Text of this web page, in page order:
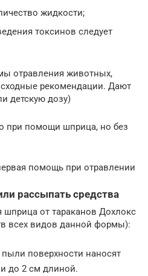
жидкости;
токсинов следует
отравления животных,
рекомендации. Дают
детскую дозу)
при помощи шприца, но без
помощь при отравлении
рассыпать средства
от тараканов Дохлокс
всех видов данной формы):
поверхности наносят
до 2 см длиной.